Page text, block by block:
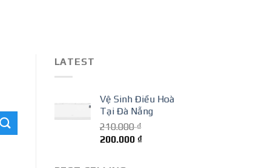
LATEST
Vệ Sinh Điều Hoà
Tại Đà Nẵng
210.000₫
Giá
200.000 ₫Giá